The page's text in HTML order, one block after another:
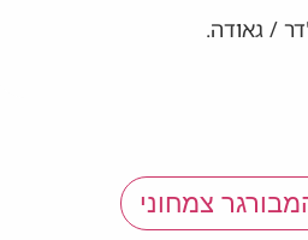
/ גאודה.
צמחוני